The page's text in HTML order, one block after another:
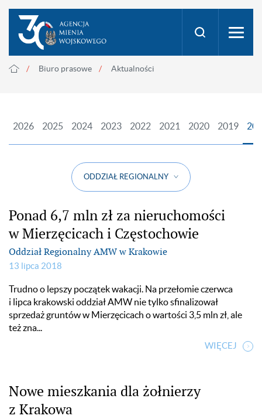
Biuro prasowe Aktualności
2026 2025 2024 2023 2022 2021 2020 2019
ODDZIAŁ REGIONALNY
Ponad 6,7 mln zł za nieruchomości
w Mierzęcicach i Częstochowie
Oddział Regionalny AMW w Krakowie
13 lipca 2018
Trudno o lepszy początek wakacji. Na przełomie czerwca
i lipca krakowski oddział AMW nie tylko sfinalizował
sprzedaż gruntów w Mierzęcicach o wartości 3,5 mln zł, ale
też zna...
WIĘCEJ
Nowe mieszkania dla żołnierzy
z Krakowa